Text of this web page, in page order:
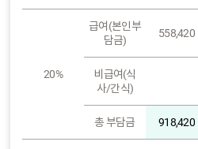
20%
급여(본인부
담금)
558,420
비급여(식
사/간식)
총 부담금 918,420